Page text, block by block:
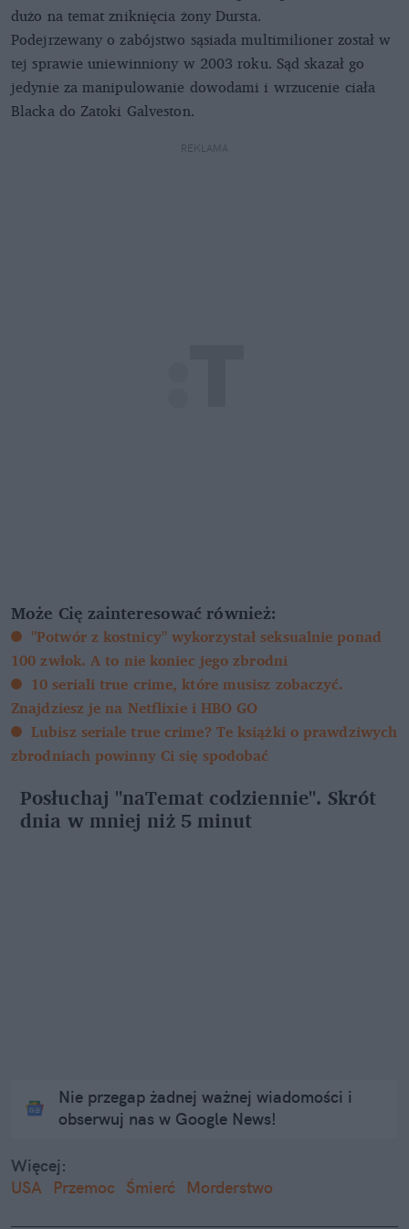
dużo na temat zniknięcia żony Dursta.
Podejrzewany o zabójstwo sąsiada multimilioner został w
tej sprawie uniewinniony w 2003 roku. Sąd skazał go
jedynie za manipulowanie dowodami i wrzucenie ciała
Blacka do Zatoki Galveston.
REKLAMA
Może Cię zainteresować również:
"Potwór z kostnicy" wykorzystał seksualnie ponad
100 zwłok. A to nie koniec jego zbrodni
10 seriali true crime, które musisz zobaczyć.
Znajdziesz je na Netflixie i HBO GO
Lubisz seriale true crime? Te książki o prawdziwych
zbrodniach powinny Ci się spodobać
Posłuchaj "naTemat codziennie". Skrót
dnia w mniej niż 5 minut
Nie przegap żadnej ważnej wiadomości i
obserwuj nas w Google News!
Więcej:
USA
Przemoc Śmierć Morderstwo